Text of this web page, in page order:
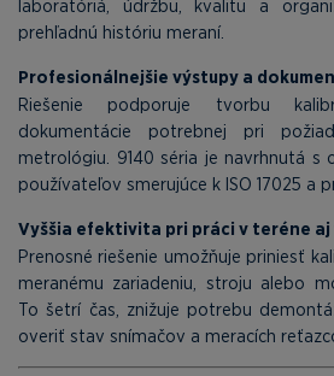
laboratóriá, údržbu, kvalitu a
prehľadnú históriu meraní.
Profesionálnejšie výstupy a
Riešenie podporuje tvorbu
dokumentácie potrebnej pri
metrológiu. 9140 séria je navrhnutá s
používateľov smerujúce k ISO 17025 a
Vyššia efektivita pri práci v teréne
Prenosné riešenie umožňuje priniesť
meranému zariadeniu, stroju alebo
To šetrí čas, znižuje potrebu
overiť stav snímačov a meracích